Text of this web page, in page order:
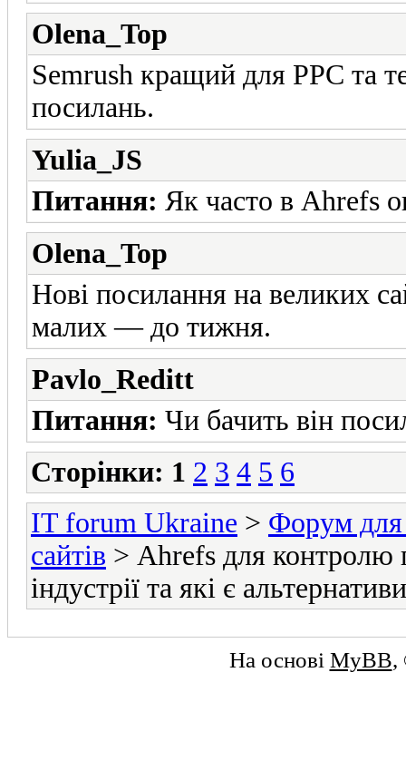
Olena_Top
Semrush кращий для PPC та
посилань.
Yulia_JS
Питання: Як часто в Ahrefs
Olena_Top
Нові посилання на великих
малих — до тижня.
Pavlo_Reditt
Питання: Чи бачить він
Сторінки: 1 2 3 4 5 6
IT forum Ukraine > Форум для
сайтів > Ahrefs для контролю
індустрії та які є
На основі MyBB,